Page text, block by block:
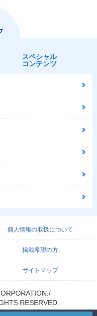
スペシャル
コンテンツ
個人情報の取扱について
掲載希望の方
サイトマップ
RESERVED.